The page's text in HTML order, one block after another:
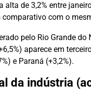
alta de 3,2% entre
comparativo com o
pelo Rio Grande do
aparece em
e Paraná (+3,2%).
da indústria